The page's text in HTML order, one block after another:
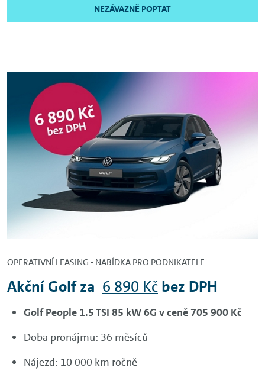
NEZÁVAZNĚ POPTAT
OPERATIVNÍ LEASING - NABÍDKA PRO PODNIKATELE
Akční Golf za 6 890 Kč bez DPH
Golf People 1.5 TSI 85 kW 6G v ceně 705 900 Kč
Doba pronájmu: 36 měsíců
Nájezd: 10 000 km ročně